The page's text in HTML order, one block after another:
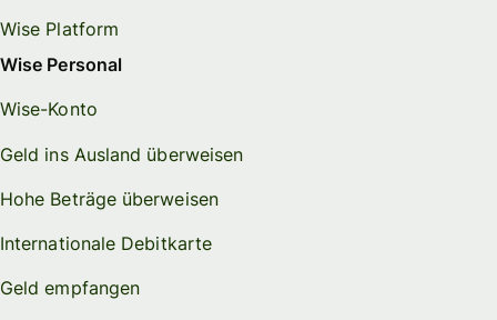
Wise Platform
Wise Personal
Wise-Konto
Geld ins Ausland überweisen
Hohe Beträge überweisen
Internationale Debitkarte
Geld empfangen